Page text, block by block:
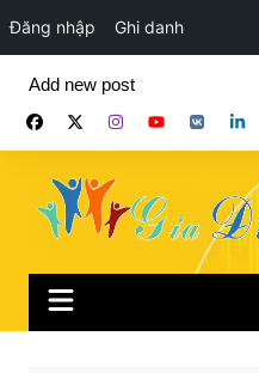
Đăng nhập Ghi danh
phần
Add new post